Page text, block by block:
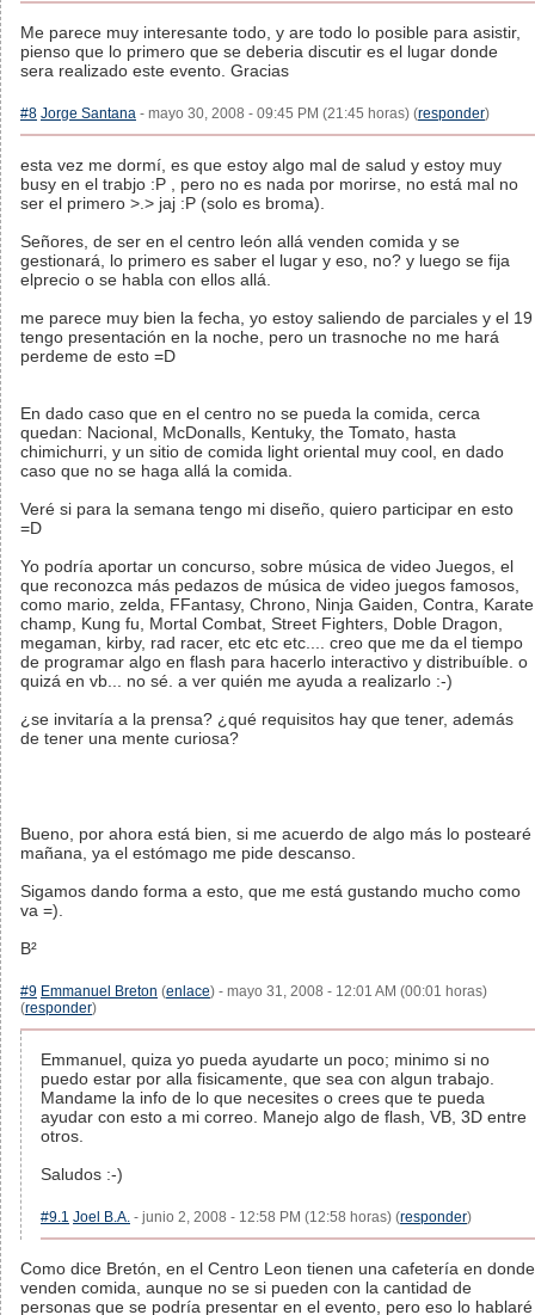
Me parece muy interesante todo, y are todo lo posible para asistir,
pienso que lo primero que se deberia discutir es el lugar donde
sera realizado este evento. Gracias
#8 Jorge Santana - mayo 30, 2008 - 09:45 PM (21:45 horas) (responder)
esta vez me dormí, es que estoy algo mal de salud y estoy muy
busy en el trabjo :P , pero no es nada por morirse, no está mal no
ser el primero >.> jaj :P (solo es broma).
Señores, de ser en el centro león allá venden comida y se
gestionará, lo primero es saber el lugar y eso, no? y luego se fija
elprecio o se habla con ellos allá.
me parece muy bien la fecha, yo estoy saliendo de parciales y el 19
tengo presentación en la noche, pero un trasnoche no me hará
perdeme de esto =D
En dado caso que en el centro no se pueda la comida, cerca
quedan: Nacional, McDonalls, Kentuky, the Tomato, hasta
chimichurri, y un sitio de comida light oriental muy cool, en dado
caso que no se haga allá la comida.
Veré si para la semana tengo mi diseño, quiero participar en esto
=D
Yo podría aportar un concurso, sobre música de video Juegos, el
que reconozca más pedazos de música de video juegos famosos,
como mario, zelda, FFantasy, Chrono, Ninja Gaiden, Contra, Karate
champ, Kung fu, Mortal Combat, Street Fighters, Doble Dragon,
megaman, kirby, rad racer, etc etc etc.... creo que me da el tiempo
de programar algo en flash para hacerlo interactivo y distribuíble. o
quizá en vb... no sé. a ver quién me ayuda a realizarlo :-)
¿se invitaría a la prensa? ¿qué requisitos hay que tener, además
de tener una mente curiosa?
Bueno, por ahora está bien, si me acuerdo de algo más lo postearé
mañana, ya el estómago me pide descanso.
Sigamos dando forma a esto, que me está gustando mucho como
va =).
B²
#9 Emmanuel Breton (enlace) - mayo 31, 2008 - 12:01 AM (00:01 horas)
(responder)
Emmanuel, quiza yo pueda ayudarte un poco; minimo si no
puedo estar por alla fisicamente, que sea con algun trabajo.
Mandame la info de lo que necesites o crees que te pueda
ayudar con esto a mi correo. Manejo algo de flash, VB, 3D entre
otros.
Saludos :-)
#9.1 Joel B.A. - junio 2, 2008 - 12:58 PM (12:58 horas) (responder)
Como dice Bretón, en el Centro Leon tienen una cafetería en donde
venden comida, aunque no se si pueden con la cantidad de
personas que se podría presentar en el evento, pero eso lo hablaré